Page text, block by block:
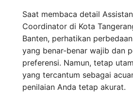
Saat membaca detail
Coordinator di Kota
Banten, perhatikan
yang benar-benar wajib dan
preferensi. Namun, tetap
yang tercantum sebagai
penilaian Anda tetap akurat.